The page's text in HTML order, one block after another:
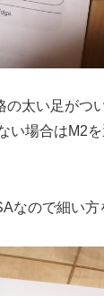
の太い足がつ
い場合はM2
なので細い方